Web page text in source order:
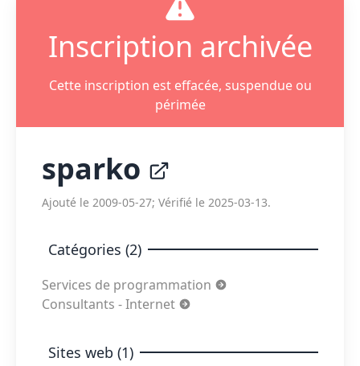
Inscription archivée
Cette inscription est effacée, suspendue ou
périmée
sparko
Ajouté le 2009-05-27; Vérifié le 2025-03-13.
Catégories (2)
Services de programmation
Consultants - Internet
Sites web (1)